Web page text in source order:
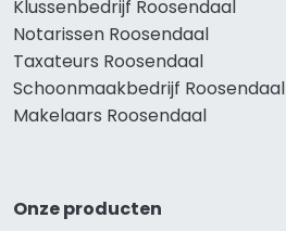
Klussenbedrijf Roosendaal
Notarissen Roosendaal
Taxateurs Roosendaal
Schoonmaakbedrijf Roosendaal
Makelaars Roosendaal
Onze producten